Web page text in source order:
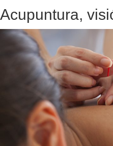
Acupuntura,